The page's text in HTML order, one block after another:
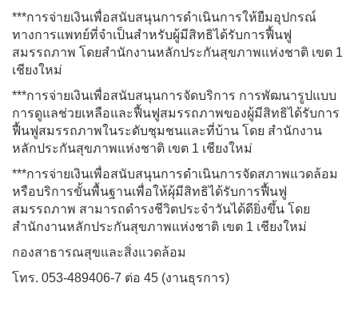
***การจ่ายเงินเพื่อสนับสนุนการดำเนินการให้ยืมอุปกรณ์
ทางการแพทย์ที่จำเป็นสำหรับผู้มีสิทธิได้รับการฟื้นฟู
สมรรถภาพ โดยสำนักงานหลักประกันสุขภาพแห่งชาติ เขต 1
เชียงใหม่
***การจ่ายเงินเพื่อสนับสนุนการจัดบริการ การพัฒนารูปแบบ
การดูแลช่วยเหลือและฟื้นฟูสมรรถภาพของผู้มีสิทธิได้รับการ
ฟื้นฟูสมรรถภาพในระดับชุมชนและที่บ้าน โดย สำนักงาน
หลักประกันสุขภาพแห่งชาติ เขต 1 เชียงใหม่
***การจ่ายเงินเพื่อสนับสนุนการดำเนินการจัดสภาพแวดล้อม
หรือบริการขั้นพื้นฐานเพื่อให้ผุ้มีสิทธิได้รับการฟื้นฟู
สมรรถภาพ สามารถดำรงชีวิตประจำวันได้ดียิ่งขึ้น โดย
สำนักงานหลักประกันสุขภาพแห่งชาติ เขต 1 เชียงใหม่
กองสาธารณสุขและสิ่งแวดล้อม
โทร. 053-489406-7 ต่อ 45 (งานธุรการ)